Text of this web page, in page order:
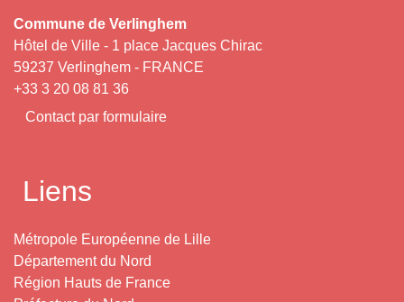
Commune de Verlinghem
Hôtel de Ville - 1 place Jacques Chirac
59237 Verlinghem - FRANCE
+33 3 20 08 81 36
Contact par formulaire
Liens
Métropole Européenne de Lille
Département du Nord
Région Hauts de France